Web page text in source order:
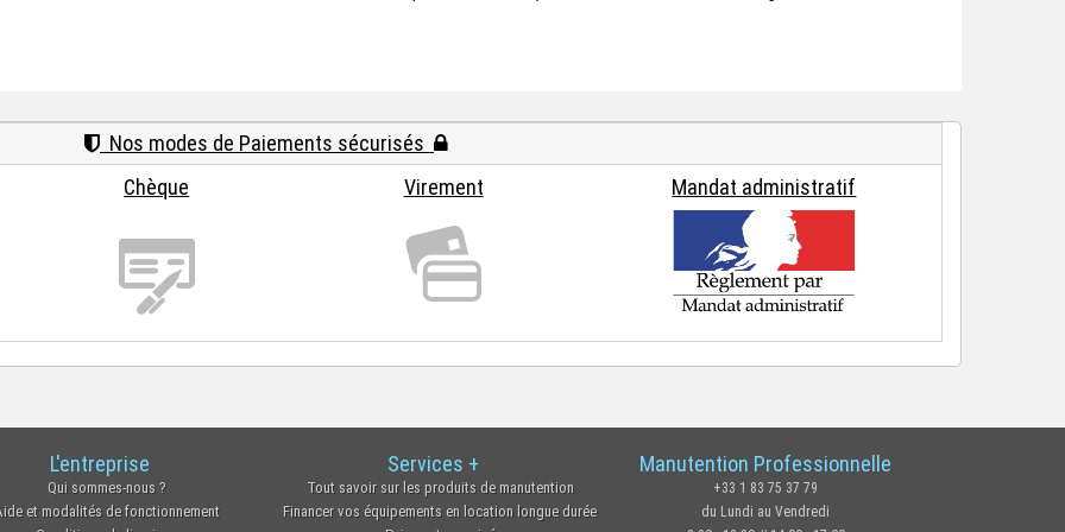
Nos modes de Paiements sécurisés
Chèque
Virement Mandat administratif
L'entreprise
Qui sommes-nous ?
et modalités de fonctionnement
Services +
Tout savoir sur les produits de manutention
Financer vos équipements en location longue durée
Manutention Professionnelle
+33 1 83 75 37 79
du Lundi au Vendredi